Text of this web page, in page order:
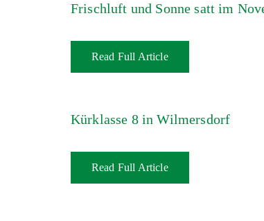
Frischluft und Sonne satt im
Read Full Article
Kürklasse 8 in Wilmersdorf
Read Full Article